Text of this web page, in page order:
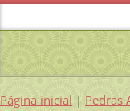
Página inicial | Pedras